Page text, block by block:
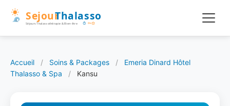
Accueil / Soins & Packages /
Emeria Dinard Hôtel
Thalasso & Spa
/ Kansu